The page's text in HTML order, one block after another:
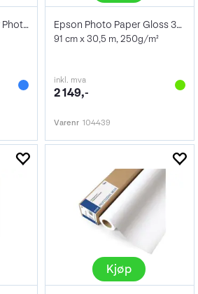
Epson Premium Glossy Photo Paper 16" Epson Photo Paper Gloss 36" x 30m 250 g
91 cm x 30,5 m, 250g/m²
inkl. mva
2 149,-
Varenr 104439
Kjøp